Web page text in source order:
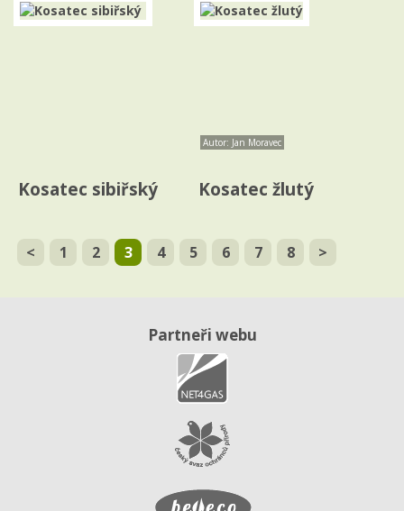
Kosatec sibiřský
Autor: Jan Moravec
Kosatec žlutý
< 1 2 3 4 5 6 7 8 >
Partneři webu